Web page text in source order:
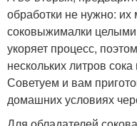
обработки не нужно:
соковыжималки целыми
укоряет процесс,
нескольких литров
Советуем и вам
домашних условиях